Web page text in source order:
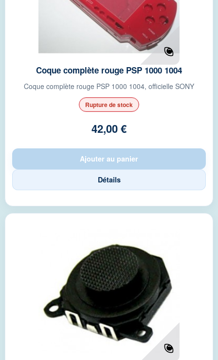
Coque complète rouge PSP 1000 1004
Coque complète rouge PSP 1000 1004, officielle SONY
Rupture de stock
42,00 €
Ajouter au panier
Détails